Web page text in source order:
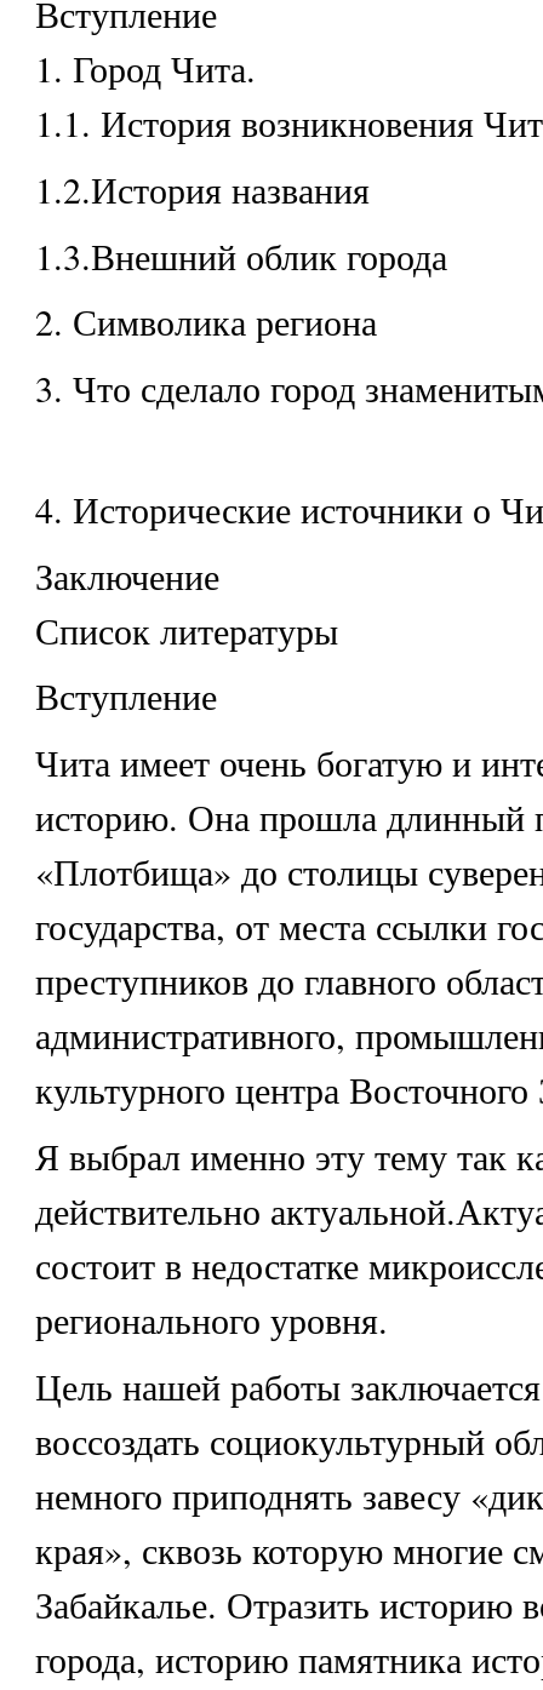
Вступление
1. Город Чита.
1.1. История возникновения
1.2.История названия
1.3.Внешний облик города
2. Символика региона
3. Что сделало город
4. Исторические источники о
Заключение
Список литературы
Вступление
Чита имеет очень богатую и
историю. Она прошла длинный
«Плотбища» до столицы
государства, от места ссылки
преступников до главного
административного,
культурного центра Восточного
Я выбрал именно эту тему так
действительно
состоит в недостатке
регионального уровня.
Цель нашей работы
воссоздать социокультурный
немного приподнять завесу
края», сквозь которую многие
Забайкалье. Отразить историю
города, историю памятника